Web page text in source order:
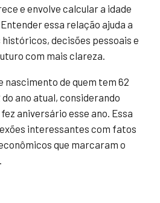
e envolve calcular a idade
essa relação ajuda a
decisões pessoais e
com mais clareza.
nascimento de quem tem 62
ano atual, considerando
aniversário esse ano. Essa
interessantes com fatos
que marcaram o